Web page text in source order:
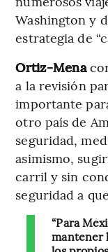
Washington y
estrategia de
Ortiz-Mena
a la revisión
importante
otro país de
seguridad,
asimismo,
carril y sin
seguridad a
“Para
mantener